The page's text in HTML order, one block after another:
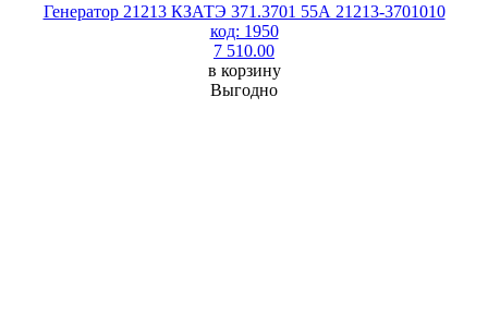
Генератор 21213 КЗАТЭ 371.3701 55А 21213-3701010
код: 1950
7 510.00
в корзину
Выгодно